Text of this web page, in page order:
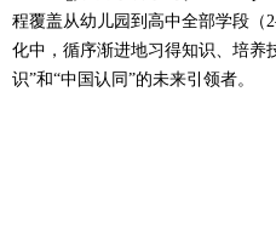
程覆盖从幼儿园到高中全部学段
化中，循序渐进地习得知识、培养
识”和“中国认同”的未来引领者。